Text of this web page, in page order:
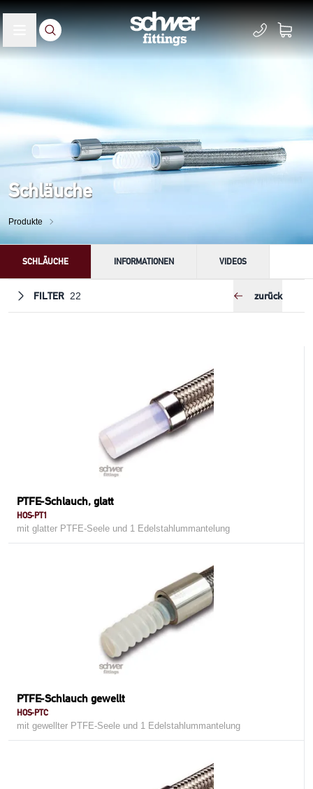
Schläuche
Produkte
SCHLÄUCHE INFORMATIONEN VIDEOS
FILTER 22 zurück
PTFE-Schlauch, glatt
HOS-PT1
mit glatter PTFE-Seele und 1 Edelstahlummantelung
PTFE-Schlauch gewellt
HOS-PTC
mit gewellter PTFE-Seele und 1 Edelstahlummantelung